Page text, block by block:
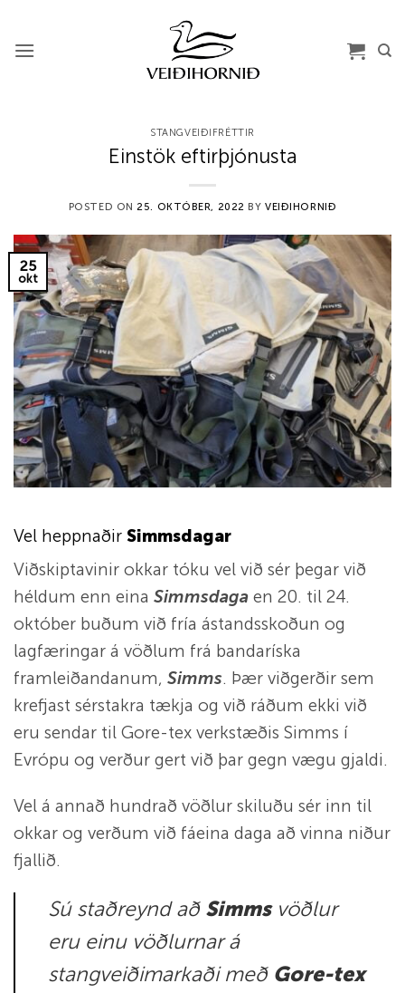
content
STANGVEIÐIFRÉTTIR
Einstök eftirþjónusta
POSTED ON 25. OKTÓBER, 2022 BYVEIÐIHORNIÐ
25
okt
Vel heppnaðir Simmsdagar
Viðskiptavinir okkar tóku vel við sér þegar við
héldum enn eina Simmsdaga en 20. til 24.
október buðum við fría ástandsskoðun og
lagfæringar á vöðlum frá bandaríska
framleiðandanum, Simms. Þær viðgerðir sem
krefjast sérstakra tækja og við ráðum ekki við
eru sendar til Gore-tex verkstæðis Simms í
Evrópu og verður gert við þar gegn vægu gjaldi.
Vel á annað hundrað vöðlur skiluðu sér inn til
okkar og verðum við fáeina daga að vinna niður
fjallið.
Sú staðreynd að Simmsvöðlur
eru einu vöðlurnar á
stangveiðimarkaði með Gore-tex